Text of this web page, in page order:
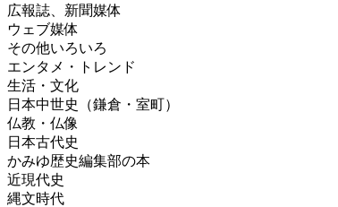
広報誌、新聞媒体
ウェブ媒体
その他いろいろ
エンタメ・トレンド
生活・文化
日本中世史（鎌倉・室町）
仏教・仏像
日本古代史
かみゆ歴史編集部の本
近現代史
縄文時代